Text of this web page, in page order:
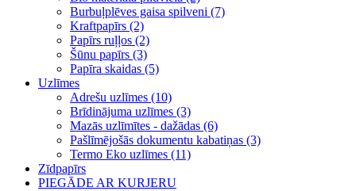
Burbuļplēves gaisa spilveni (7)
Kraftpapīrs (2)
Papīrs ruļļos (2)
Šūnu papīrs (3)
Papīra skaidas (5)
Uzlīmes
Adrešu uzlīmes (10)
Brīdinājuma uzlīmes (3)
Mazās uzlīmītes - dažādas (6)
Pašlīmējošās dokumentu kabatiņas (3)
Termo Eko uzlīmes (11)
Zīdpapīrs
PIEGĀDE AR KURJERU